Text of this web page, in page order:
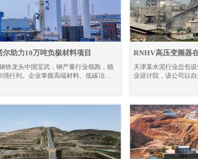
尔助力10万吨负极材料项目
铁龙头中国宝武，钢产量行业领跑，稳
强行列。企业掌握高端材料、低碳冶金
RNHV高压变频器
计院的应用
天津某水泥行业总包
业设计院，该公司以
服务的完整产业链。
成功拓展至多个海外
泥生产线项目。